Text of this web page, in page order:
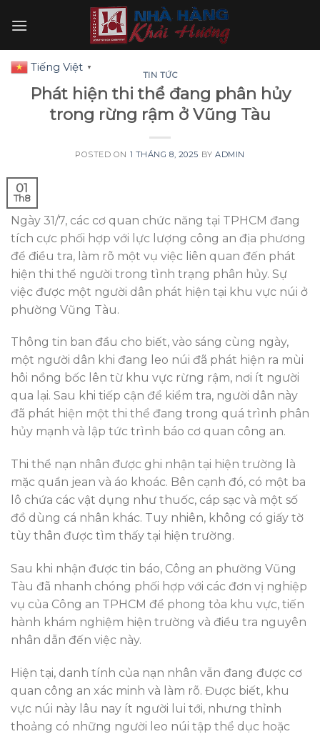
TIN TỨC
Phát hiện thi thể đang phân hủy
trong rừng rậm ở Vũng Tàu
POSTED ON 1 THÁNG 8, 2025 BYADMIN
01
Th8
Ngày 31/7, các cơ quan chức năng tại TPHCM đang
tích cực phối hợp với lực lượng công an địa phương
để điều tra, làm rõ một vụ việc liên quan đến phát
hiện thi thể người trong tình trạng phân hủy. Sự
việc được một người dân phát hiện tại khu vực núi ở
phường Vũng Tàu.
Thông tin ban đầu cho biết, vào sáng cùng ngày,
một người dân khi đang leo núi đã phát hiện ra mùi
hôi nồng bốc lên từ khu vực rừng rậm, nơi ít người
qua lại. Sau khi tiếp cận để kiểm tra, người dân này
đã phát hiện một thi thể đang trong quá trình phân
hủy mạnh và lập tức trình báo cơ quan công an.
Thi thể nạn nhân được ghi nhận tại hiện trường là
mặc quần jean và áo khoác. Bên cạnh đó, có một ba
lô chứa các vật dụng như thuốc, cáp sạc và một số
đồ dùng cá nhân khác. Tuy nhiên, không có giấy tờ
tùy thân được tìm thấy tại hiện trường.
Sau khi nhận được tin báo, Công an phường Vũng
Tàu đã nhanh chóng phối hợp với các đơn vị nghiệp
vụ của Công an TPHCM để phong tỏa khu vực, tiến
hành khám nghiệm hiện trường và điều tra nguyên
nhân dẫn đến việc này.
Hiện tại, danh tính của nạn nhân vẫn đang được cơ
quan công an xác minh và làm rõ. Được biết, khu
vực núi này lâu nay ít người lui tới, nhưng thỉnh
thoảng có những người leo núi tập thể dục hoặc
Tiếng Việt ▼